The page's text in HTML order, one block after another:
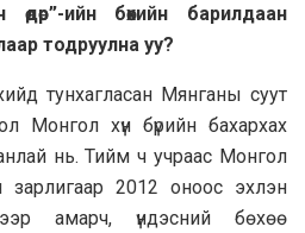
ийн бөхийн барилдаан
тодруулна уу?
тунхагласан Мянганы суут
Монгол хүн бүрийн бахархах
нь. Тийм ч учраас Монгол
зарлигаар 2012 оноос эхлэн
амарч, үндэсний бөхөө